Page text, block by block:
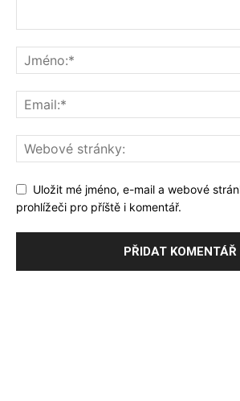
Uložit mé jméno, e-mail a webové
prohlížeči pro příště i komentář.